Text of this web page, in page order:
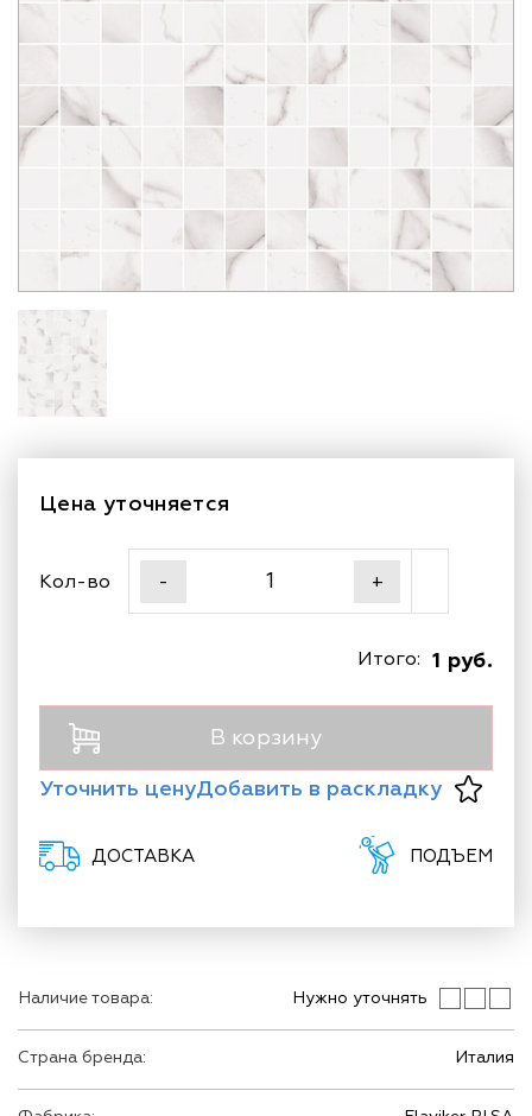
Наличие товара: Нужно уточнять
Страна бренда: Италия
Цена уточняется
Кол-во - +
1 руб.
Итого:
В корзину
Уточнить ценуДобавить в раскладку
ДОСТАВКА ПОДЪЕМ